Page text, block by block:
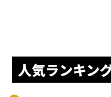
人気ランキン